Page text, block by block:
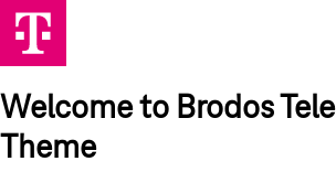
Welcome to Brodos
Theme